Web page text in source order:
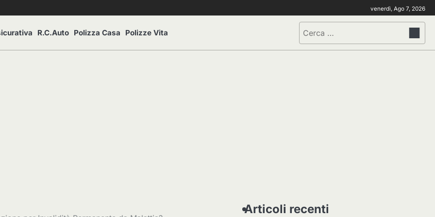
venerdì, Ago 7, 2026
R.C.Auto Polizza Casa Polizze Vita
Ricerca
per:
Articoli recenti